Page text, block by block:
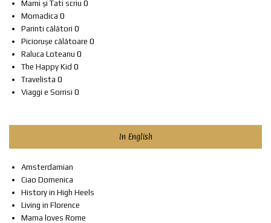
Mami și Tati scriu 0
Momadica 0
Parinti călători 0
Piciorușe călătoare 0
Raluca Loteanu 0
The Happy Kid 0
Travelista 0
Viaggi e Sorrisi 0
In English
Amsterdamian
Ciao Domenica
History in High Heels
Living in Florence
Mama loves Rome